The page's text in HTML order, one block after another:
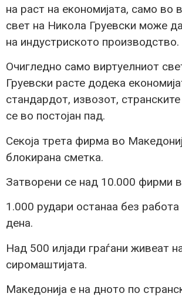
на раст на економијата, само во
свет на Никола Груевски може
на индустриското производство.
Очигледно само виртуелниот
Груевски расте додека
стандардот, извозот,
се во постојан пад.
Секоја трета фирма во
блокирана сметка.
Затворени се над 10.000 фирми
1.000 рудари останаа без
дена.
Над 500 илјади граѓани живеат
сиромаштијата.
Македонија е на дното по